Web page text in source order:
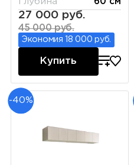
27 000 руб.
45 000 руб.
Экономия 18 000 руб.
Купить
-40%